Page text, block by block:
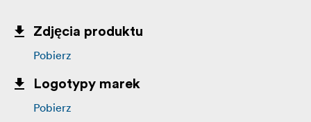
Zdjęcia produktu
Pobierz
Logotypy marek
Pobierz